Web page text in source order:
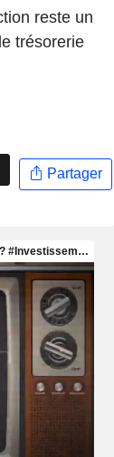
reste un
trésorerie
Partager